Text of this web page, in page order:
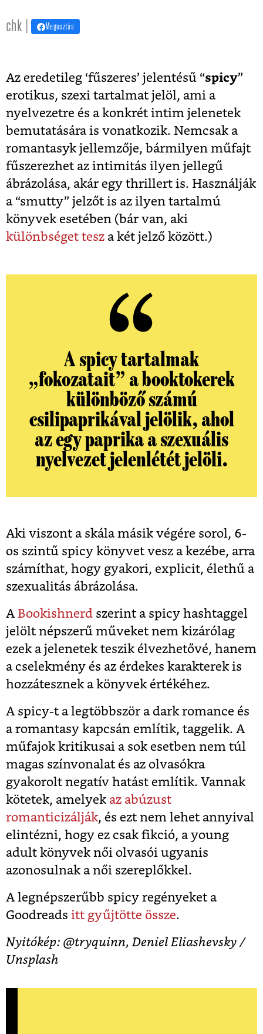
chk | Megosztás
Az eredetileg ‘fűszeres’ jelentésű “spicy”
erotikus, szexi tartalmat jelöl, ami a
nyelvezetre és a konkrét intim jelenetek
bemutatására is vonatkozik. Nemcsak a
romantasyk jellemzője, bármilyen műfajt
fűszerezhet az intimitás ilyen jellegű
ábrázolása, akár egy thrillert is. Használják
a “smutty” jelzőt is az ilyen tartalmú
könyvek esetében (bár van, aki
különbséget tesz a két jelző között.)
A spicy tartalmak
„fokozatait” a booktokerek
különböző számú
csilipaprikával jelölik, ahol
az egy paprika a szexuális
nyelvezet jelenlétét jelöli.
Aki viszont a skála másik végére sorol, 6-
os szintű spicy könyvet vesz a kezébe, arra
számíthat, hogy gyakori, explicit, élethű a
szexualitás ábrázolása.
A Bookishnerd szerint a spicy hashtaggel
jelölt népszerű műveket nem kizárólag
ezek a jelenetek teszik élvezhetővé, hanem
a cselekmény és az érdekes karakterek is
hozzátesznek a könyvek értékéhez.
A spicy-t a legtöbbször a dark romance és
a romantasy kapcsán említik, taggelik. A
műfajok kritikusai a sok esetben nem túl
magas színvonalat és az olvasókra
gyakorolt negatív hatást említik. Vannak
kötetek, amelyek az abúzust
romanticizálják, és ezt nem lehet annyival
elintézni, hogy ez csak fikció, a young
adult könyvek női olvasói ugyanis
azonosulnak a női szereplőkkel.
A legnépszerűbb spicy regényeket a
Goodreads itt gyűjtötte össze.
Nyitókép: @tryquinn, Deniel Eliashevsky /
Unsplash